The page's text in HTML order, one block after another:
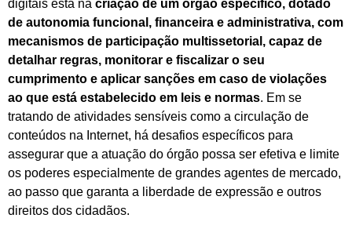
digitais está na criação de um órgão específico, dotado
de autonomia funcional, financeira e administrativa, com
mecanismos de participação multissetorial, capaz de
detalhar regras, monitorar e fiscalizar o seu
cumprimento e aplicar sanções em caso de violações
ao que está estabelecido em leis e normas. Em se
tratando de atividades sensíveis como a circulação de
conteúdos na Internet, há desafios específicos para
assegurar que a atuação do órgão possa ser efetiva e limite
os poderes especialmente de grandes agentes de mercado,
ao passo que garanta a liberdade de expressão e outros
direitos dos cidadãos.